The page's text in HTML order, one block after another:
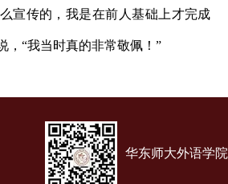
宣传的，我是在前人基础上才完成
，“我当时真的非常敬佩！”
华东师大外语学院